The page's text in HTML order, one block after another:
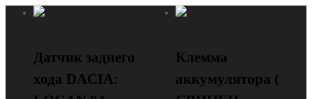
Датчик заднего
хода DACIA:
Клемма
аккумулятора (